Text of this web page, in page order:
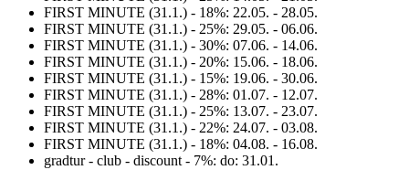
FIRST MINUTE (31.1.) - 18%: 22.05. - 28.05.
FIRST MINUTE (31.1.) - 25%: 29.05. - 06.06.
FIRST MINUTE (31.1.) - 30%: 07.06. - 14.06.
FIRST MINUTE (31.1.) - 20%: 15.06. - 18.06.
FIRST MINUTE (31.1.) - 15%: 19.06. - 30.06.
FIRST MINUTE (31.1.) - 28%: 01.07. - 12.07.
FIRST MINUTE (31.1.) - 25%: 13.07. - 23.07.
FIRST MINUTE (31.1.) - 22%: 24.07. - 03.08.
FIRST MINUTE (31.1.) - 18%: 04.08. - 16.08.
gradtur - club - discount - 7%: do: 31.01.